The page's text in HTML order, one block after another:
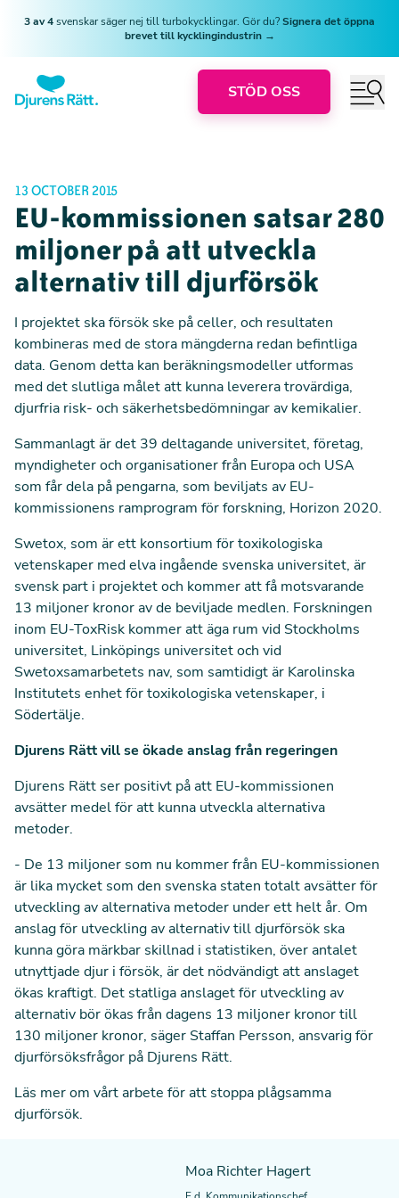
3 av 4svenskar säger nej till turbokycklingar. Gör du?Signera det öppna
brevet till kycklingindustrin →
STÖD OSS
13 OCTOBER 2015
EU-kommissionen satsar 280
miljoner på att utveckla
alternativ till djurförsök
I projektet ska försök ske på celler, och resultaten
kombineras med de stora mängderna redan befintliga
data. Genom detta kan beräkningsmodeller utformas
med det slutliga målet att kunna leverera trovärdiga,
djurfria risk- och säkerhetsbedömningar av kemikalier.
Sammanlagt är det 39 deltagande universitet, företag,
myndigheter och organisationer från Europa och USA
som får dela på pengarna, som beviljats av EU-
kommissionens ramprogram för forskning, Horizon 2020.
Swetox, som är ett konsortium för toxikologiska
vetenskaper med elva ingående svenska universitet, är
svensk part i projektet och kommer att få motsvarande
13 miljoner kronor av de beviljade medlen. Forskningen
inom EU-ToxRisk kommer att äga rum vid Stockholms
universitet, Linköpings universitet och vid
Swetoxsamarbetets nav, som samtidigt är Karolinska
Institutets enhet för toxikologiska vetenskaper, i
Södertälje.
Djurens Rätt vill se ökade anslag från regeringen
Djurens Rätt ser positivt på att EU-kommissionen
avsätter medel för att kunna utveckla alternativa
metoder.
- De 13 miljoner som nu kommer från EU-kommissionen
är lika mycket som den svenska staten totalt avsätter för
utveckling av alternativa metoder under ett helt år. Om
anslag för utveckling av alternativ till djurförsök ska
kunna göra märkbar skillnad i statistiken, över antalet
utnyttjade djur i försök, är det nödvändigt att anslaget
ökas kraftigt. Det statliga anslaget för utveckling av
alternativ bör ökas från dagens 13 miljoner kronor till
130 miljoner kronor, säger Staffan Persson, ansvarig för
djurförsöksfrågor på Djurens Rätt.
Läs mer om vårt arbete för att stoppa plågsamma
djurförsök.
Moa Richter Hagert